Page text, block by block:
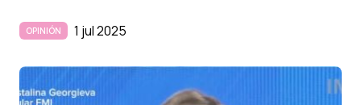
OPINIÓN 1 jul 2025